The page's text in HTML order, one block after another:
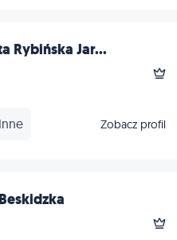
Rybińska Jar...
Inne Zobacz profil